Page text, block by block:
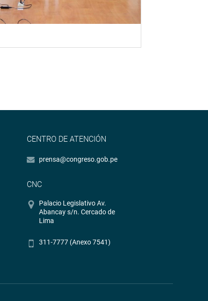
CENTRO DE ATENCIÓN
prensa@congreso.gob.pe
CNC
Palacio Legislativo Av.
Abancay s/n. Cercado de
Lima
311-7777 (Anexo 7541)